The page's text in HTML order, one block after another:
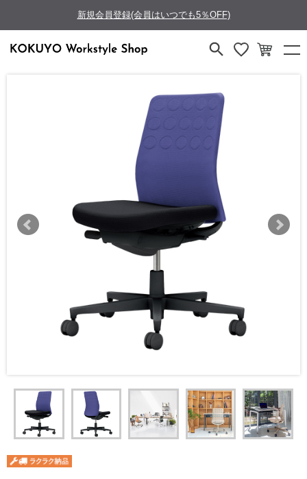
新規会員登録(会員はいつでも5％OFF)